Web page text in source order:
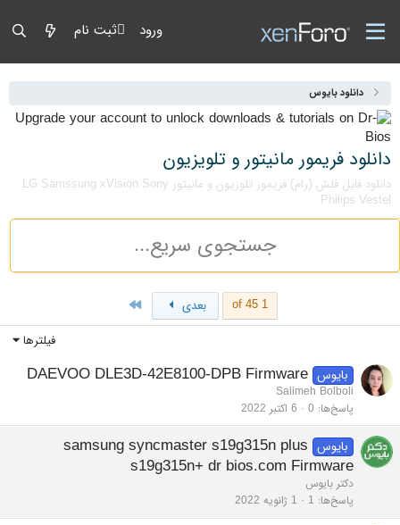
ورود ثبت نام
دانلود بایوس
دانلود فریمور مانیتور و تلویزیون
دانلود فایل فلش (رام) فریمور تلوزیون و مانیتور LG Samssung xVision Sony
Philips Vestel
1 of 45 بعدی
فیلترها
بایوس DAEVOO DLE3D-42E8100-DPB Firmware
Salimeh Bolboli
پاسخ‌ها 0 6 اکتبر 2022
بایوس samsung syncmaster s19g315n plus
s19g315n+ dr bios.com Firmware
دکتر بایوس
پاسخ‌ها 1 1 ژانویه 2022